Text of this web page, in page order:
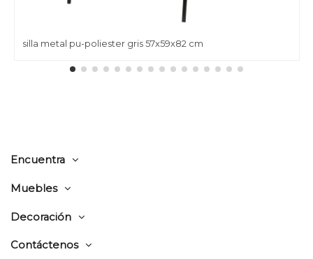
silla metal pu-poliester gris 57x59x82 cm
Encuentra
Muebles
Decoración
Contáctenos